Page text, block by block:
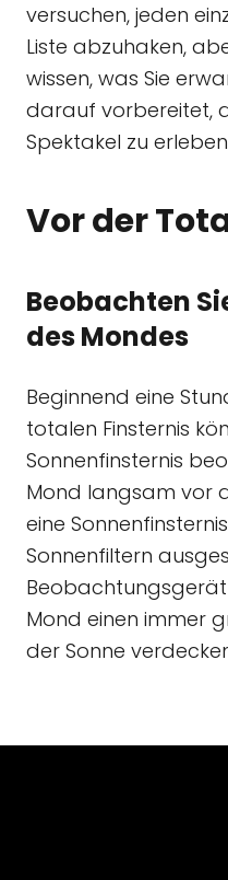
versuchen, jeden
Liste abzuhaken,
wissen, was Sie
darauf vorbereitet,
Spektakel zu
Vor der
Beobachten
des Mondes
Beginnend eine
totalen Finsternis
Sonnenfinsternis
Mond langsam vor
eine
Sonnenfiltern
Mond einen immer
der Sonne